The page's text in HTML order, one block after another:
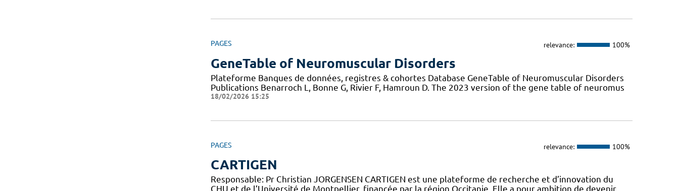
PAGES relevance: 100%
GeneTable of Neuromuscular Disorders
Plateforme Banques de données, registres & cohortes Database GeneTable of Neuromuscular Disorders
Publications Benarroch L, Bonne G, Rivier F, Hamroun D. The 2023 version of the gene table of neuromus
18/02/2026 15:25
PAGES relevance: 100%
CARTIGEN
Responsable: Pr Christian JORGENSEN CARTIGEN est une plateforme de recherche et d’innovation du
CHU et de l’Université de Montpellier, financée par la région Occitanie. Elle a pour ambition de devenir